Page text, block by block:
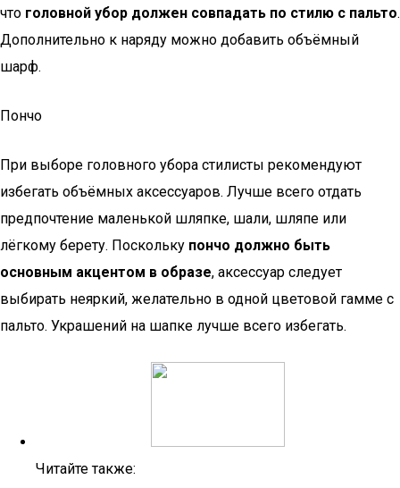
что головной убор должен совпадать по стилю с пальто.
Дополнительно к наряду можно добавить объёмный
шарф.
Пончо
При выборе головного убора стилисты рекомендуют
избегать объёмных аксессуаров. Лучше всего отдать
предпочтение маленькой шляпке, шали, шляпе или
лёгкому берету. Поскольку пончо должно быть
основным акцентом в образе, аксессуар следует
выбирать неяркий, желательно в одной цветовой гамме с
пальто. Украшений на шапке лучше всего избегать.
Читайте также: